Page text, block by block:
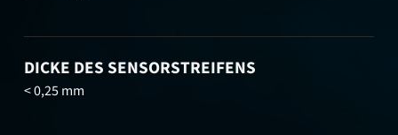
DICKE DES SENSORSTREIFENS
< 0,25 mm